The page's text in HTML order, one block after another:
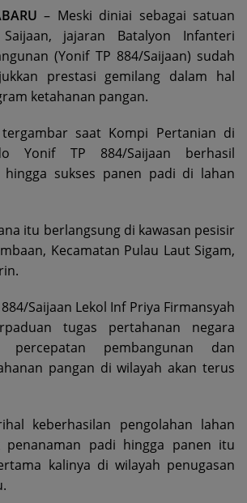
– Meski diniai sebagai satuan
jajaran Batalyon Infanteri
(Yonif TP 884/Saijaan) sudah
prestasi gemilang dalam hal
ketahanan pangan.
saat Kompi Pertanian di
Yonif TP 884/Saijaan berhasil
hingga sukses panen padi di lahan
itu berlangsung di kawasan pesisir
Kecamatan Pulau Laut Sigam,
Saijaan Lekol Inf Priya Firmansyah
tugas pertahanan negara
percepatan pembangunan dan
pangan di wilayah akan terus
keberhasilan pengolahan lahan
penanaman padi hingga panen itu
kalinya di wilayah penugasan